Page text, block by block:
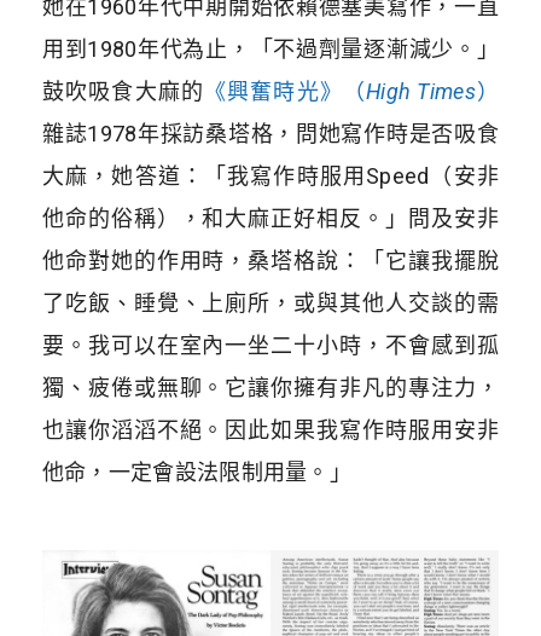
她在1960年代中期開始依賴德塞美寫作，一直
用到1980年代為止，「不過劑量逐漸減少。」
鼓吹吸食大麻的 《興奮時光》（High Times）
雜誌1978年採訪桑塔格，問她寫作時是否吸食
大麻，她答道：「我寫作時服用Speed（安非
他命的俗稱），和大麻正好相反。」問及安非
他命對她的作用時，桑塔格說：「它讓我擺脫
了吃飯、睡覺、上廁所，或與其他人交談的需
要。我可以在室內一坐二十小時，不會感到孤
獨、疲倦或無聊。它讓你擁有非凡的專注力，
也讓你滔滔不絕。因此如果我寫作時服用安非
他命，一定會設法限制用量。」